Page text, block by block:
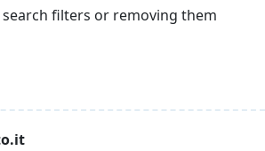
filters or removing them